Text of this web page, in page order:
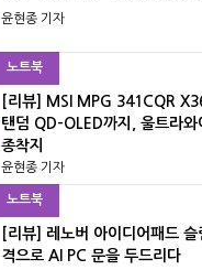
윤현종 기자
노트북
[리뷰] MSI MPG 341CQR
탠덤 QD-OLED까지, 울트라와
종착지
윤현종 기자
노트북
[리뷰] 레노버 아이디어패드
격으로 AI PC 문을 두드리다